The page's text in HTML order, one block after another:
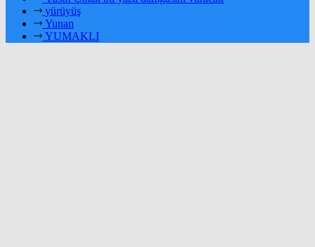
yürüyüş
Yunan
YUMAKLI